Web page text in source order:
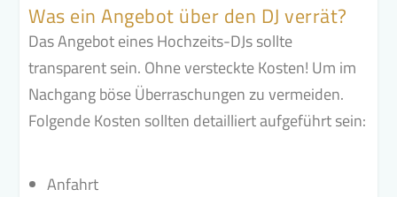
Was ein Angebot über den DJ verrät?
Das Angebot eines Hochzeits-DJs sollte
transparent sein. Ohne versteckte Kosten! Um im
Nachgang böse Überraschungen zu vermeiden.
Folgende Kosten sollten detailliert aufgeführt sein:
Anfahrt